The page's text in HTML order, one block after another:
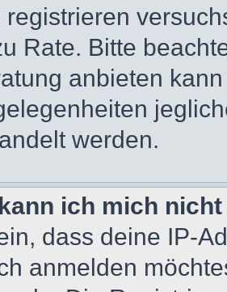
registrieren
Rate. Bitte
anbieten
werden.
ich mich
dass deine IP-
anmelden